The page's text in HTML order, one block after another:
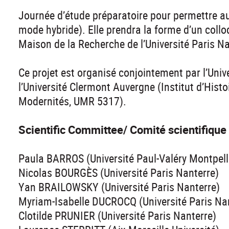
Journée d’étude préparatoire pour permettre
mode hybride). Elle prendra la forme d’un
Maison de la Recherche de l’Université Paris
Ce projet est organisé conjointement par
l’Université Clermont Auvergne (Institut
Modernités, UMR 5317).
Scientific Committee/ Comité scientifique
Paula BARROS (Université Paul-Valéry
Nicolas BOURGÈS (Université Paris Nanterre)
Yan BRAILOWSKY (Université Paris Nanterre)
Myriam-Isabelle DUCROCQ (Université Paris
Clotilde PRUNIER (Université Paris Nanterre)